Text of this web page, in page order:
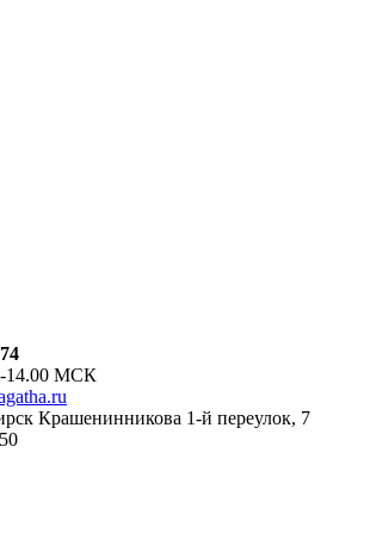
14.00 МСК
Крашенинникова 1-й переулок, 7